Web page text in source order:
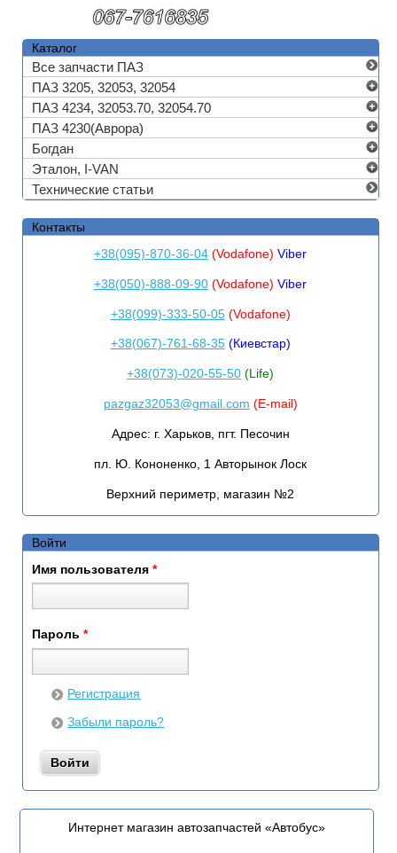
Каталог
Все запчасти ПАЗ
ПАЗ 3205, 32053, 32054
ПАЗ 4234, 32053.70, 32054.70
ПАЗ 4230(Аврора)
Богдан
Эталон, I-VAN
Технические статьи
Контакты
+38(095)-870-36-04 (Vodafone)Viber
+38(050)-888-09-90 (Vodafone)Viber
+38(099)-333-50-05(Vodafone)
+38(067)-761-68-35(Киевстар)
+38(073)-020-55-50 (Life)
pazgaz32053@gmail.com (E-mail)
Адрес: г. Харьков, пгт. Песочин
пл. Ю. Кононенко, 1 Авторынок Лоск
Верхний периметр, магазин №2
Войти
Имя пользователя *
Пароль *
Регистрация
Забыли пароль?
Интернет магазин автозапчастей «Автобус»